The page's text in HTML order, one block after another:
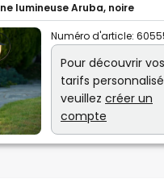
lumineuse Aruba, noire
Numéro d'article:
Pour découvrir vos
tarifs
veuillez créer un
compte